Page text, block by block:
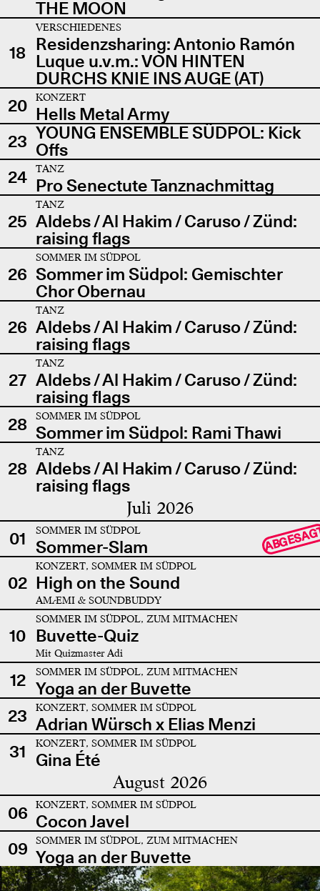
THE MOON
18
VERSCHIEDENES
Residenzsharing: Antonio Ramón
Luque u.v.m.: VON HINTEN
DURCHS KNIE INS AUGE (AT)
20
KONZERT
Hells Metal Army
23 YOUNG ENSEMBLE SÜDPOL: Kick
Offs
24
TANZ
Pro Senectute Tanznachmittag
25
TANZ
Aldebs / Al Hakim / Caruso / Zünd:
raising flags
26
SOMMER IM SÜDPOL
Sommer im Südpol: Gemischter
Chor Obernau
26
TANZ
Aldebs / Al Hakim / Caruso / Zünd:
raising flags
27
TANZ
Aldebs / Al Hakim / Caruso / Zünd:
raising flags
28
SOMMER IM SÜDPOL
Sommer im Südpol: Rami Thawi
28
TANZ
Aldebs / Al Hakim / Caruso / Zünd:
raising flags
Juli 2026
01 SOMMER IM SÜDPOL
Sommer-Slam
02
KONZERT, SOMMER IM SÜDPOL
High on the Sound
AMÆMI & SOUNDBUDDY
10
SOMMER IM SÜDPOL, ZUM MITMACHEN
Buvette-Quiz
Mit Quizmaster Adi
12 SOMMER IM SÜDPOL, ZUM MITMACHEN
Yoga an der Buvette
23
KONZERT, SOMMER IM SÜDPOL
Adrian Würsch x Elias Menzi
31
KONZERT, SOMMER IM SÜDPOL
Gina Été
August 2026
06 KONZERT, SOMMER IM SÜDPOL
Cocon Javel
09
SOMMER IM SÜDPOL, ZUM MITMACHEN
Yoga an der Buvette